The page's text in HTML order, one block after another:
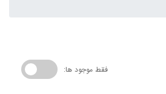
فقط موجود ها: